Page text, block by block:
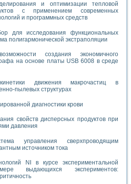
и оптимизации тепловой
с применением современных
и программных средств
для исследования функциональных
полигармонической экстраполяции
создания экономичного
на основе платы USB 6008 в среде
движения макрочастиц в
пылевых структурах
диагностики крови
свойств дисперсных продуктов при
давления
управления сверхпроводящим
источником тока
NI в курсе экспериментальной
выдающихся экспериментов: